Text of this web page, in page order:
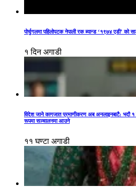
पोर्चुगलमा पहिलोपटक नेपाली रक ब्यान्ड ‘१९७४ एडी’ को
१ दिन अगाडी
विदेश जाने कागजात प्रमाणीकरण अब अनलाइनबाटै: भदौ १
रूपमा सञ्चालनमा आउने
११ घण्टा अगाडी